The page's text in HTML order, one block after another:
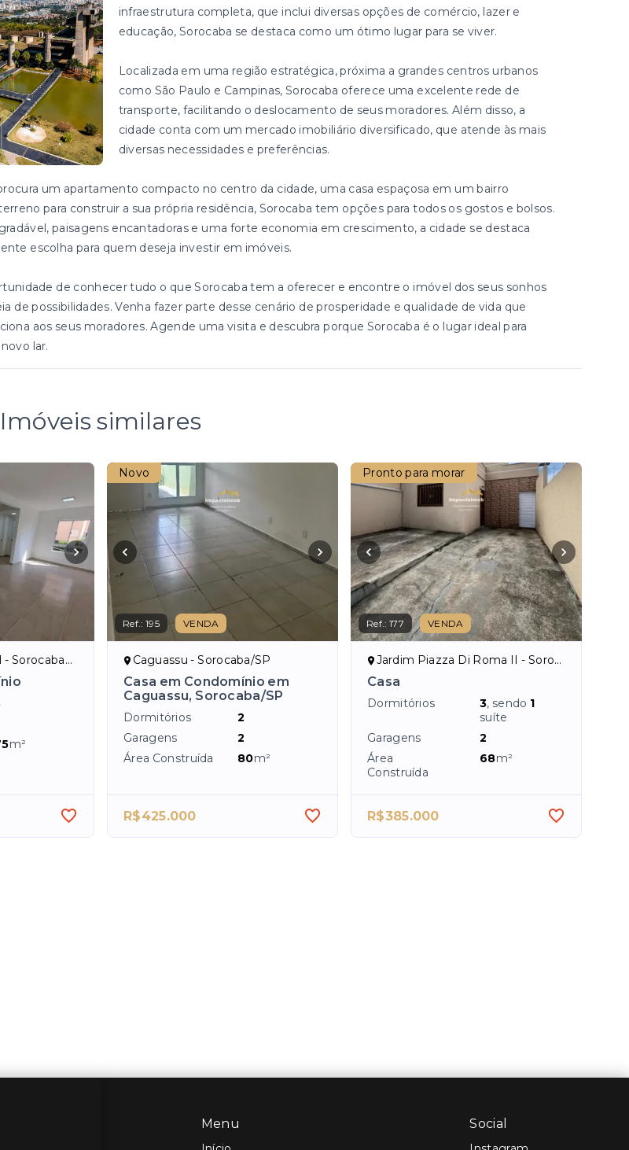
infraestrutura completa, que inclui diversas opções de comércio, lazer e
educação, Sorocaba se destaca como um ótimo lugar para se viver.
Localizada em uma região estratégica, próxima a grandes centros urbanos
como São Paulo e Campinas, Sorocaba oferece uma excelente rede de
transporte, facilitando o deslocamento de seus moradores. Além disso, a
cidade conta com um mercado imobiliário diversificado, que atende às mais
diversas necessidades e preferências.
um apartamento compacto no centro da cidade, uma casa espaçosa em um bairro
para construir a sua própria residência, Sorocaba tem opções para todos os gostos e bolsos.
paisagens encantadoras e uma forte economia em crescimento, a cidade se destaca
escolha para quem deseja investir em imóveis.
de conhecer tudo o que Sorocaba tem a oferecer e encontre o imóvel dos seus sonhos
de possibilidades. Venha fazer parte desse cenário de prosperidade e qualidade de vida que
aos seus moradores. Agende uma visita e descubra porque Sorocaba é o lugar ideal para
lar.
Imóveis similares
SP
m²
Novo
Ref.:195 VENDA
Caguassu - Sorocaba/SP
Casa em Condomínio em
Caguassu, Sorocaba/SP
Dormitórios
2
Garagens
2
Área Construída
80m²
R$425.000
Pronto para morar
Ref.:177 VENDA
Jardim Piazza Di Roma II - Sorocaba/SP
Casa
Dormitórios 3, sendo 1
suíte
Garagens
2
Área
Construída
68m²
R$385.000
Menu Social